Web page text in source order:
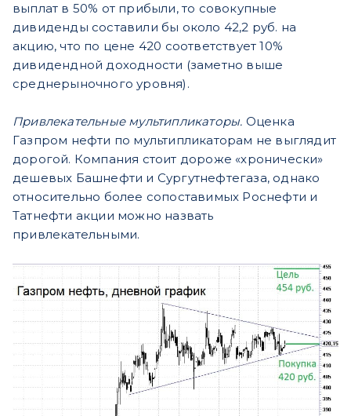
выплат в 50% от прибыли, то совокупные
дивиденды составили бы около 42,2 руб. на
акцию, что по цене 420 соответствует 10%
дивидендной доходности (заметно выше
среднерыночного уровня).
Привлекательные мультипликаторы. Оценка
Газпром нефти по мультипликаторам не выглядит
дорогой. Компания стоит дороже «хронически»
дешевых Башнефти и Сургутнефтегаза, однако
относительно более сопоставимых Роснефти и
Татнефти акции можно назвать
привлекательными.